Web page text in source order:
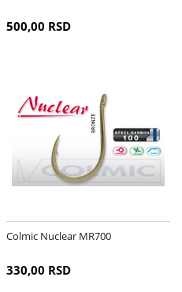
500,00 RSD
Colmic Nuclear MR700
330,00 RSD